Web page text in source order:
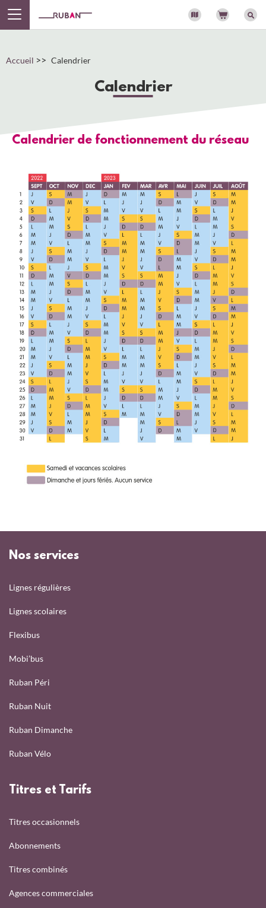
Accueil >> Calendrier
Calendrier
Calendrier de fonctionnement du réseau
Nos services
Lignes régulières
Lignes scolaires
Flexibus
Mobi’bus
Ruban Péri
Ruban Nuit
Ruban Dimanche
Ruban Vélo
Titres et Tarifs
Titres occasionnels
Abonnements
Titres combinés
Agences commerciales